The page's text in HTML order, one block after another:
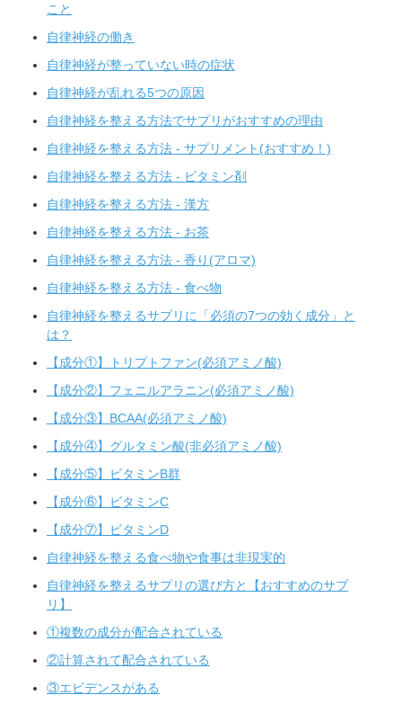
こと
自律神経の働き
自律神経が整っていない時の症状
自律神経が乱れる5つの原因
自律神経を整える方法でサプリがおすすめの理由
自律神経を整える方法 - サプリメント(おすすめ！)
自律神経を整える方法 - ビタミン剤
自律神経を整える方法 - 漢方
自律神経を整える方法 - お茶
自律神経を整える方法 - 香り(アロマ)
自律神経を整える方法 - 食べ物
自律神経を整えるサプリに「必須の7つの効く成分」と
は？
【成分①】トリプトファン(必須アミノ酸)
【成分②】フェニルアラニン(必須アミノ酸)
【成分③】BCAA(必須アミノ酸)
【成分④】グルタミン酸(非必須アミノ酸)
【成分⑤】ビタミンB群
【成分⑥】ビタミンC
【成分⑦】ビタミンD
自律神経を整える食べ物や食事は非現実的
自律神経を整えるサプリの選び方と【おすすめのサプ
リ】
①複数の成分が配合されている
②計算されて配合されている
③エビデンスがある